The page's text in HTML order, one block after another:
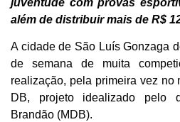
além de distribuir mais de R$
A cidade de São Luís Gonzaga
de semana de muita
realização, pela primeira vez no
DB, projeto idealizado pelo
Brandão (MDB).